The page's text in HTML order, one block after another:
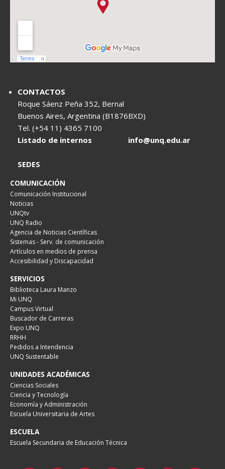
CONTACTOS
Roque Sáenz Peña 352, Bernal
Buenos Aires, Argentina (B1876BXD)
Tel. (+54 11) 4365 7100
Listado de internos
info@unq.edu.ar
SEDES
COMUNICACIÓN
Comunicación Institucional
Noticias
UNQtv
UNQ Radio
Agencia de Noticias Científicas
Sistemas - Serv. de comunicación
Artículos en medios de prensa
Accesibilidad y Discapacidad
SERVICIOS
Biblioteca Laura Manzo
Mi UNQ
Campus Virtual
Buscador de Carreras
Expo UNQ
RRHH
Pedidos a Intendencia
UNQ Sustentable
UNIDADES ACADÉMICAS
Ciencias Sociales
Ciencia y Tecnología
Economía y Administración
Escuela Universitaria de Artes
ESCUELA
Escuela Secundaria de Educación Técnica